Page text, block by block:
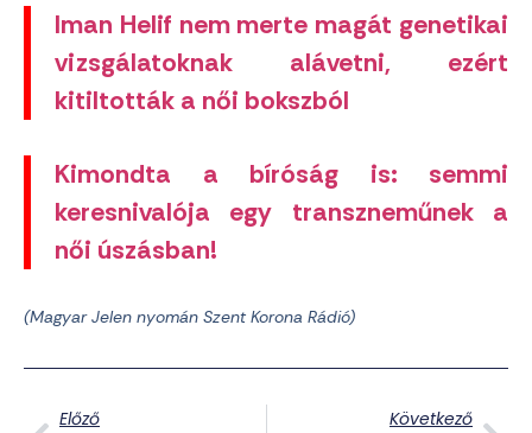
Iman Helif nem merte magát genetikai
vizsgálatoknak alávetni, ezért
kitiltották a női bokszból
Kimondta a bíróság is: semmi
keresnivalója egy transzneműnek a
női úszásban!
(Magyar Jelen nyomán Szent Korona Rádió)
Előző Következő